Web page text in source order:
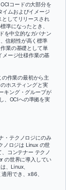
コードの大部分を
イムおよびイメージ
してリリースされ
準になったとき、
を中立的なガバナン
信頼性が高く標準
業の基礎として単
メージ仕様作業の基
作業の最初から主
ホスティングと実
キング・グループが
、OCIへの準拠を実
・テクノロジにのみ
ノロジは Linux の世
コンテナー テクノ
の世界に導入してい
、Linux、
用でき、x86、